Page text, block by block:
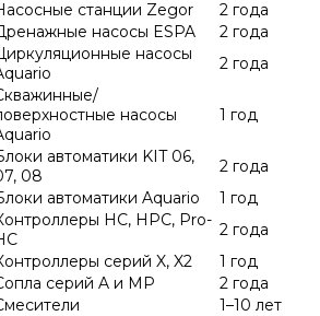
станции Zegor
2 года
насосы ESPA
2 года
насосы
2 года
насосы
1 год
автоматики KIT 06,
08
2 года
автоматики Aquario
1 год
HC, HPC, Pro- 2 года
серий X, X2
1 год
серий A и МР
2 года
1–10 лет